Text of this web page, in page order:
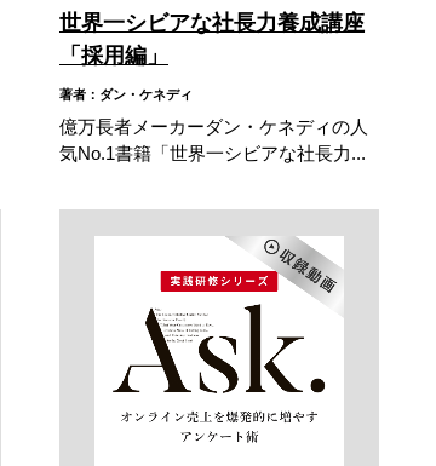
世界一シビアな社長力養成講座
「採用編」
著者：ダン・ケネディ
億万長者メーカーダン・ケネディの人
気No.1書籍「世界一シビアな社長力...